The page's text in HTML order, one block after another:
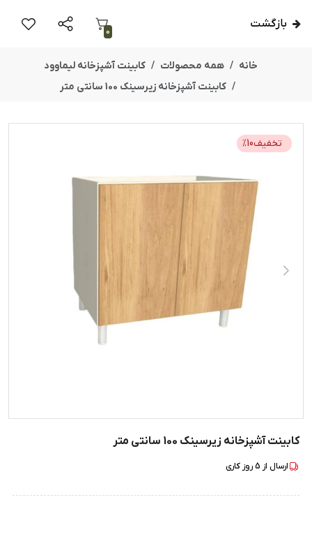
بازگشت
0
خانه همه محصولات
کابینت آشپزخانه لیماوود
کابینت آشپزخانه زیرسینک 100 سانتی متر
تخفیف %10
کابینت آشپزخانه زیرسینک 100 سانتی متر
ارسال از 5روز کاری